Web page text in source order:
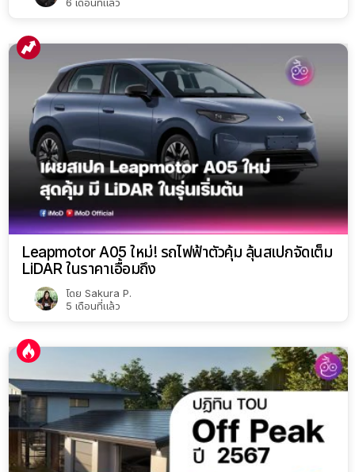
Leapmotor A05 ใหม่! รถไฟฟ้าตัวคุ้ม ลุ้นสเปกจัดเต็ม
LiDAR ในราคาเอื้อมถึง
โดย Sakura P.
5 เดือนที่แล้ว